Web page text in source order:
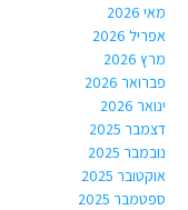
מאי 2026
אפריל 2026
מרץ 2026
פברואר 2026
ינואר 2026
דצמבר 2025
נובמבר 2025
אוקטובר 2025
ספטמבר 2025